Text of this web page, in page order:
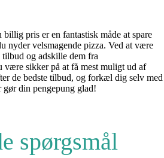
pris er en fantastisk måde at spare
nyder velsmagende pizza. Ved at være
og adskille dem fra
være sikker på at få mest muligt ud af
de bedste tilbud, og forkæl dig selv med
din pengepung glad!
spørgsmål